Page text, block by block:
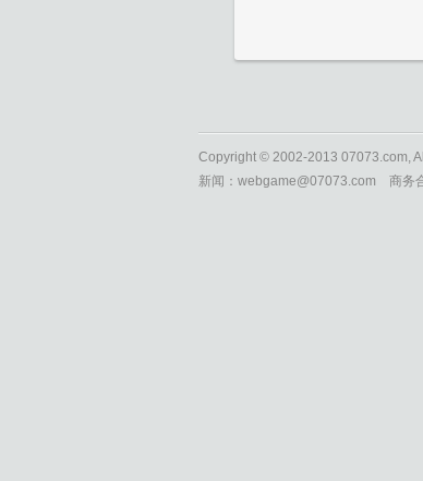
Copyright © 2002-2013 07073.com,
新闻：webgame@07073.com 商务